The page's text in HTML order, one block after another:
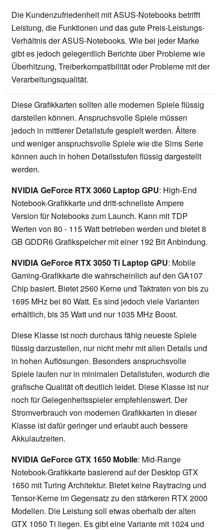
Die Kundenzufriedenheit mit ASUS-Notebooks betrifft
Leistung, die Funktionen und das gute Preis-Leistungs-
Verhältnis der ASUS-Notebooks. Wie bei jeder Marke
gibt es jedoch gelegentlich Berichte über Probleme wie
Überhitzung, Treiberkompatibilität oder Probleme mit der
Verarbeitungsqualität.
Diese Grafikkarten sollten alle modernen Spiele flüssig
darstellen können. Anspruchsvolle Spiele müssen
jedoch in mittlerer Detailstufe gespielt werden. Ältere
und weniger anspruchsvolle Spiele wie die Sims Serie
können auch in hohen Detailsstufen flüssig dargestellt
werden.
NVIDIA GeForce RTX 3060 Laptop GPU: High-End
Notebook-Grafikkarte und dritt-schnellste Ampere
Version für Notebooks zum Launch. Kann mit TDP
Werten von 80 - 115 Watt betrieben werden und bietet 8
GB GDDR6 Grafikspeicher mit einer 192 Bit Anbindung.
NVIDIA GeForce RTX 3050 Ti Laptop GPU: Mobile
Gaming-Grafikkarte die wahrscheinlich auf den GA107
Chip basiert. Bietet 2560 Kerne und Taktraten von bis zu
1695 MHz bei 80 Watt. Es sind jedoch viele Varianten
erhältlich, bis 35 Watt und nur 1035 MHz Boost.
Diese Klasse ist noch durchaus fähig neueste Spiele
flüssig darzustellen, nur nicht mehr mit allen Details und
in hohen Auflösungen. Besonders anspruchsvolle
Spiele laufen nur in minimalen Detailstufen, wodurch die
grafische Qualität oft deutlich leidet. Diese Klasse ist nur
noch für Gelegenheitsspieler empfehlenswert. Der
Stromverbrauch von modernen Grafikkarten in dieser
Klasse ist dafür geringer und erlaubt auch bessere
Akkulaufzeiten.
NVIDIA GeForce GTX 1650 Mobile: Mid-Range
Notebook-Grafikkarte basierend auf der Desktop GTX
1650 mit Turing Architektur. Bietet keine Raytracing und
Tensor-Kerne im Gegensatz zu den stärkeren RTX 2000
Modellen. Die Leistung soll etwas oberhalb der alten
GTX 1050 Ti liegen. Es gibt eine Variante mit 1024 und